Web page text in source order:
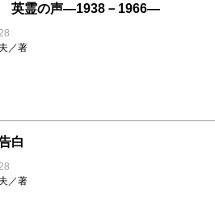
英霊の声―1938－1966―
／著
白
／著